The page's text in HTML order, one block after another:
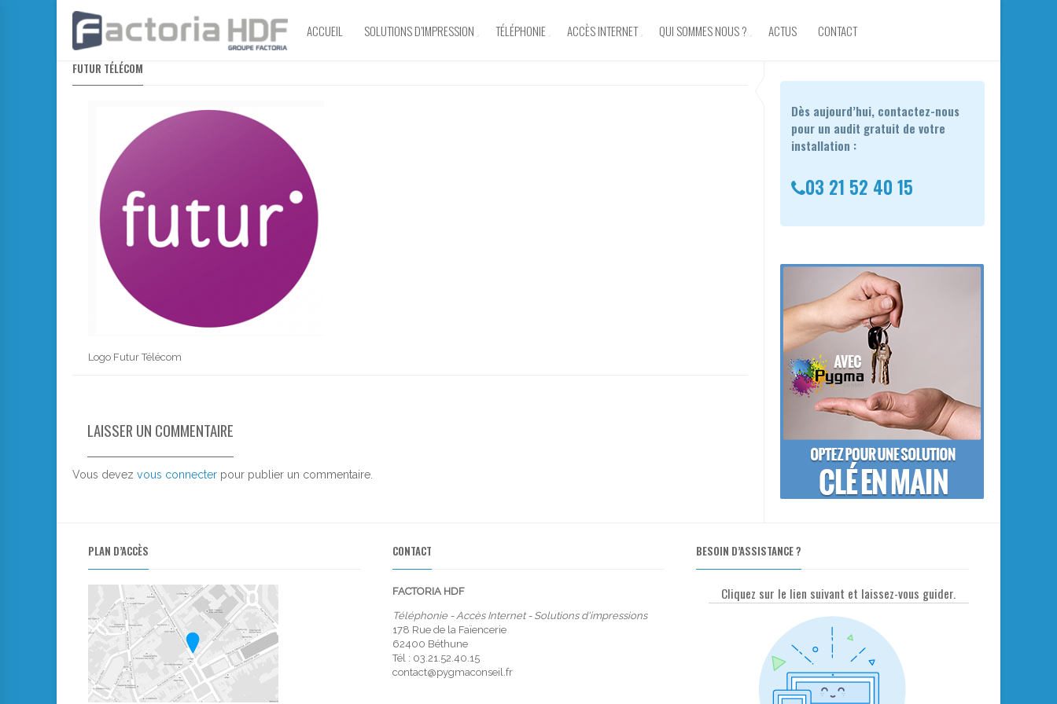
ACCUEIL SOLUTIONS D’IMPRESSION TÉLÉPHONIE ACCÈS INTERNET QUI SOMMES NOUS ? ACTUS CONTACT
Dès aujourd’hui, contactez-nous
pour un audit gratuit de votre
installation :
03 21 52 40 15
FUTUR TÉLÉCOM
Logo Futur Télécom
LAISSER UN COMMENTAIRE
Vous devez vous connecter pour publier un commentaire.
PLAN D’ACCÈS CONTACT
FACTORIA HDF
Téléphonie - Accès Internet - Solutions d'impressions
178 Rue de la Faïencerie
62400 Béthune
Tél : 03.21.52.40.15
contact@pygmaconseil.fr
BESOIN D’ASSISTANCE ?
Cliquez sur le lien suivant et laissez-vous guider.